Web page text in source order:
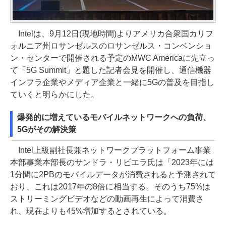
Intelは、9月12日(現地時間)よりアメリカ合衆国カリフ
ォルニア州ロサンゼルスのロサンゼルス・コンベンショ
ン・センターで開催される予定のMWC Americaに先立っ
て「5G Summit」と題した記者会見を開催し、通信機器
インフラ企業やメディア企業と一緒に5Gの普及を目指し
ていくと明らかにした。
爆発的に増えているモバイルネットワークへの負荷、
5Gがその解決策
Intel上級副社長兼ネットワークプラットフォーム事業
本部事業本部長のサンドラ・リビエラ氏は「2023年には
1分間に2PBのモバイルデータが消費されると予測されて
おり、これは2017年の8倍に相当する。そのうち75%は
ストリーミングビデオなどの動画再生によって消費さ
れ、現在よりも45%増加するとされている。